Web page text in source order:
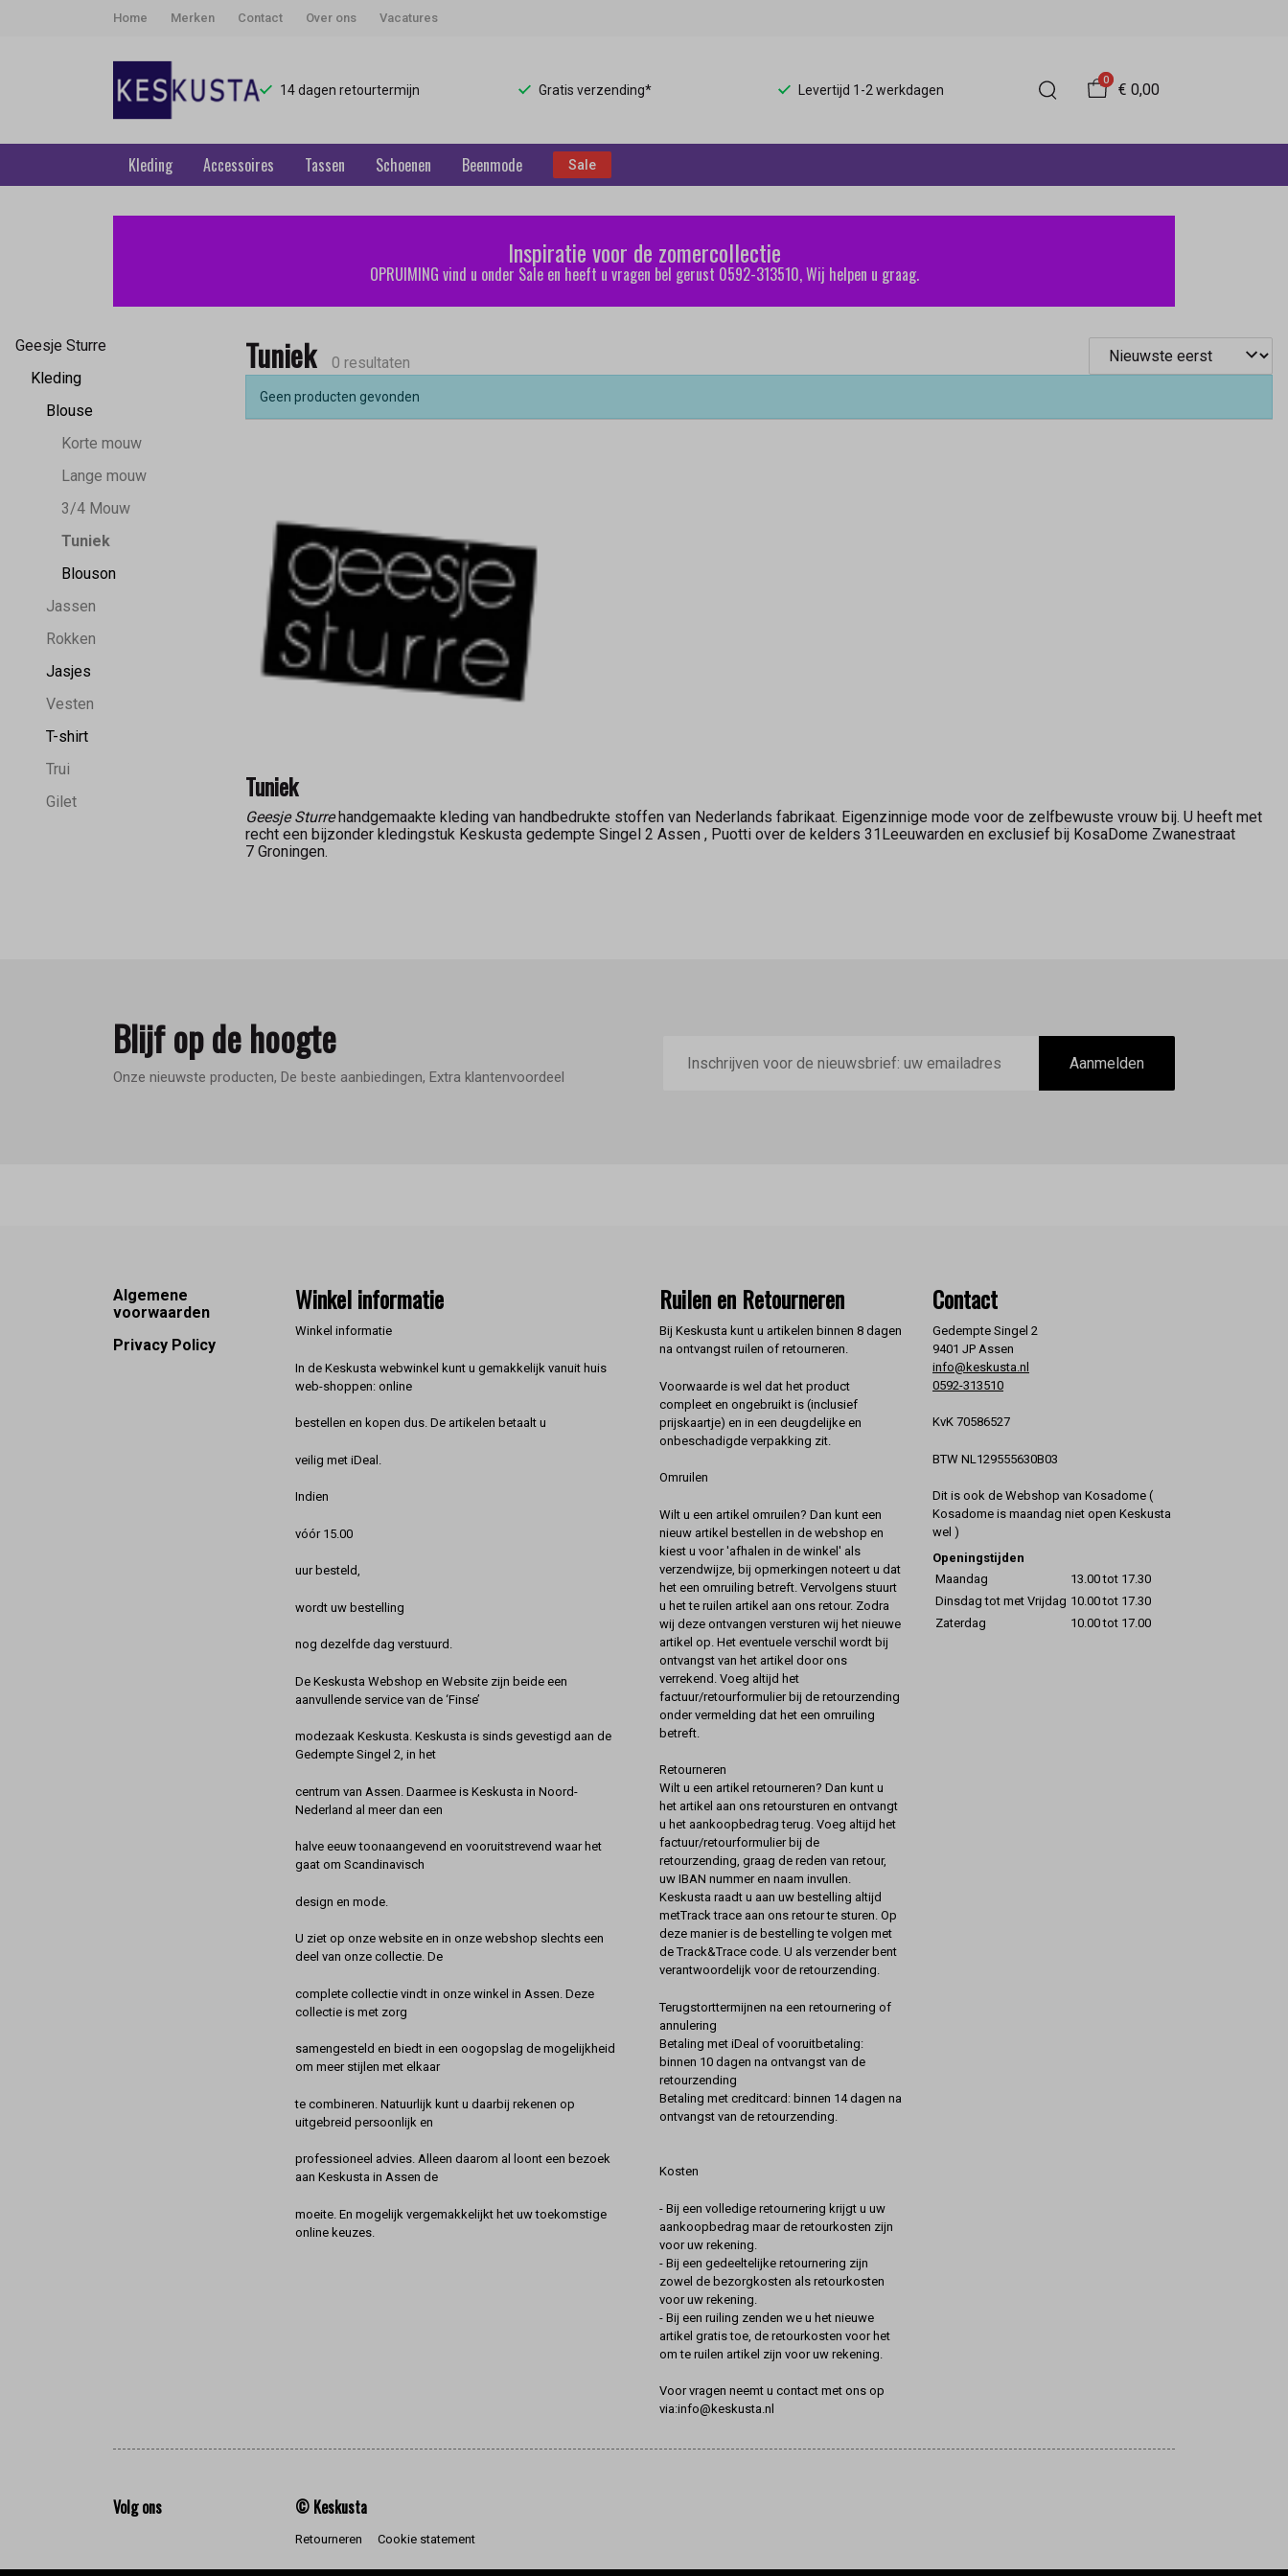
Home Merken Contact Over ons Vacatures
14 dagen retourtermijn Gratis verzending* Levertijd 1-2 werkdagen
0
€ 0,00
Kleding Accessoires Tassen Schoenen Beenmode Sale
Tuniek
Keskusta
Inspiratie voor de zomercollectie
OPRUIMING vind u onder Sale en heeft u vragen bel gerust 0592-313510, Wij helpen u graag.
Geesje Sturre
Kleding
Blouse
Korte mouw
Lange mouw
3/4 Mouw
Tuniek
Blouson
Jassen
Rokken
Jasjes
Vesten
T-shirt
Trui
Gilet
Tuniek 0 resultaten
Geen producten gevonden
Tuniek
Geesje Sturrehandgemaakte kleding van handbedrukte stoffen van Nederlands fabrikaat. Eigenzinnige mode voor de zelfbewuste vrouw bij. U heeft met
recht een bijzonder kledingstuk Keskusta gedempte Singel 2 Assen , Puotti over de kelders 31Leeuwarden en exclusief bij KosaDome Zwanestraat
7 Groningen.
Blijf op de hoogte
Onze nieuwste producten, De beste aanbiedingen, Extra klantenvoordeel
mailadres
Aanmelden
Footer
Algemene
voorwaarden
Privacy Policy
Winkel informatie
Winkel informatie
In de Keskusta webwinkel kunt u gemakkelijk vanuit huis
web-shoppen: online
bestellen en kopen dus. De artikelen betaalt u
veilig met iDeal.
Indien
vóór 15.00
uur besteld,
wordt uw bestelling
nog dezelfde dag verstuurd.
De Keskusta Webshop en Website zijn beide een
aanvullende service van de ‘Finse’
modezaak Keskusta. Keskusta is sinds gevestigd aan de
Gedempte Singel 2, in het
centrum van Assen. Daarmee is Keskusta in Noord-
Nederland al meer dan een
halve eeuw toonaangevend en vooruitstrevend waar het
gaat om Scandinavisch
design en mode.
U ziet op onze website en in onze webshop slechts een
deel van onze collectie. De
complete collectie vindt in onze winkel in Assen. Deze
collectie is met zorg
samengesteld en biedt in een oogopslag de mogelijkheid
om meer stijlen met elkaar
te combineren. Natuurlijk kunt u daarbij rekenen op
uitgebreid persoonlijk en
professioneel advies. Alleen daarom al loont een bezoek
aan Keskusta in Assen de
moeite. En mogelijk vergemakkelijkt het uw toekomstige
online keuzes.
Ruilen en Retourneren
Bij Keskusta kunt u artikelen binnen 8 dagen
na ontvangst ruilen of retourneren.
Voorwaarde is wel dat het product
compleet en ongebruikt is (inclusief
prijskaartje) en in een deugdelijke en
onbeschadigde verpakking zit.
Omruilen
Wilt u een artikel omruilen? Dan kunt een
nieuw artikel bestellen in de webshop en
kiest u voor 'afhalen in de winkel' als
verzendwijze, bij opmerkingen noteert u dat
het een omruiling betreft. Vervolgens stuurt
u het te ruilen artikel aan ons retour. Zodra
wij deze ontvangen versturen wij het nieuwe
artikel op. Het eventuele verschil wordt bij
ontvangst van het artikel door ons
verrekend. Voeg altijd het
factuur/retourformulier bij de retourzending
onder vermelding dat het een omruiling
betreft.
Retourneren
Wilt u een artikel retourneren? Dan kunt u
het artikel aan ons retoursturen en ontvangt
u het aankoopbedrag terug. Voeg altijd het
factuur/retourformulier bij de
retourzending, graag de reden van retour,
uw IBAN nummer en naam invullen.
Keskusta raadt u aan uw bestelling altijd
metTrack trace aan ons retour te sturen. Op
deze manier is de bestelling te volgen met
de Track&Trace code. U als verzender bent
verantwoordelijk voor de retourzending.
Terugstorttermijnen na een retournering of
annulering
Betaling met iDeal of vooruitbetaling:
binnen 10 dagen na ontvangst van de
retourzending
Betaling met creditcard: binnen 14 dagen na
ontvangst van de retourzending.
Kosten
- Bij een volledige retournering krijgt u uw
aankoopbedrag maar de retourkosten zijn
voor uw rekening.
- Bij een gedeeltelijke retournering zijn
zowel de bezorgkosten als retourkosten
voor uw rekening.
- Bij een ruiling zenden we u het nieuwe
artikel gratis toe, de retourkosten voor het
om te ruilen artikel zijn voor uw rekening.
Voor vragen neemt u contact met ons op
via:info@keskusta.nl
Contact
Gedempte Singel 2
9401 JP Assen
info@keskusta.nl
0592-313510
KvK 70586527
BTW NL129555630B03
Dit is ook de Webshop van Kosadome (
Kosadome is maandag niet open Keskusta
wel )
Openingstijden
Maandag
13.00 tot 17.30
Dinsdag tot met Vrijdag 10.00 tot 17.30
Zaterdag
10.00 tot 17.00
Volg ons © Keskusta
Retourneren Cookie statement